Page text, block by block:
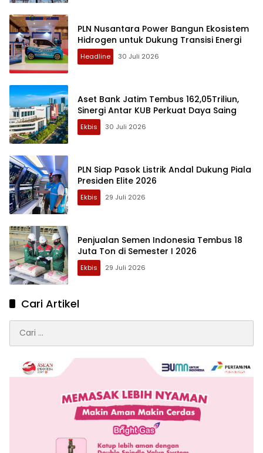
PLN Nusantara Power Bangun Ekosistem
Hidrogen untuk Dukung Transisi Energi
Headline 30 Juli 2026
Aset Bank Jatim Tembus 162,05Triliun,
Sinergi Antar KUB Perkuat Daya Saing
Ekbis 30 Juli 2026
PLN Siap Pasok Listrik Andal Dukung Piala
Presiden Elite 2026
Ekbis 29 Juli 2026
Penjualan Semen Indonesia Tembus 18
Juta Ton di Semester I 2026
Ekbis 29 Juli 2026
Cari Artikel
untuk: